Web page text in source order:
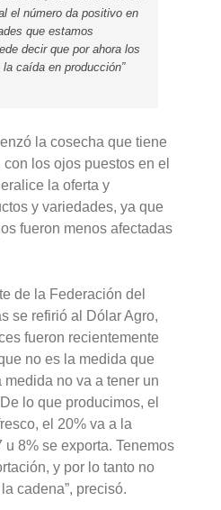
el número da positivo en
que estamos
decir que por ahora los
caída en producción”
la cosecha que tiene
los ojos puestos en el
la oferta y
y variedades, ya que
fueron menos afectadas
de la Federación del
se refirió al Dólar Agro,
fueron recientemente
no es la medida que
medida no va a tener un
lo que producimos, el
el 20% va a la
8% se exporta. Tenemos
y por lo tanto no
cadena”, precisó.